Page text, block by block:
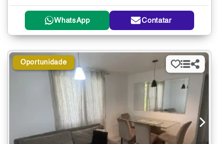
WhatsApp Contatar
Oportunidade